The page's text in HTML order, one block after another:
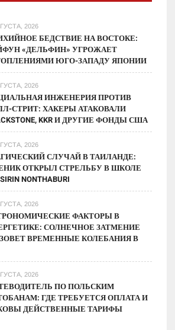
2026
БЕДСТВИЕ НА ВОСТОКЕ:
«ДЕЛЬФИН» УГРОЖАЕТ
ЮГО-ЗАПАДУ ЯПОНИИ
2026
ИНЖЕНЕРИЯ ПРОТИВ
СТРИТ: ХАКЕРЫ АТАКОВАЛИ
KKR И ДРУГИЕ ФОНДЫ США
2026
СЛУЧАЙ В ТАИЛАНДЕ:
ОТКРЫЛ СТРЕЛЬБУ В ШКОЛЕ
NONTHABURI
2026
ФАКТОРЫ В
СОЛНЕЧНОЕ ЗАТМЕНИЕ
ВРЕМЕННЫЕ КОЛЕБАНИЯ В
2026
ПО ПОЛЬСКИМ
ГДЕ ТРЕБУЕТСЯ ОПЛАТА И
ДЕЙСТВЕННЫЕ ТАРИФЫ